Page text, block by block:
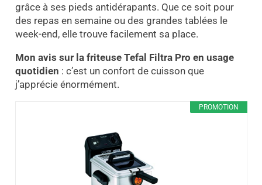
grâce à ses pieds antidérapants. Que ce soit pour
des repas en semaine ou des grandes tablées le
week-end, elle trouve facilement sa place.
Mon avis sur la friteuse Tefal Filtra Pro en usage
quotidien : c’est un confort de cuisson que
j’apprécie énormément.
PROMOTION